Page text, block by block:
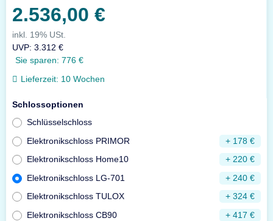
2.536,00 €
inkl. 19% USt.
UVP: 3.312 €
Sie sparen: 776 €
Lieferzeit: 10 Wochen
Schlossoptionen
Schlüsselschloss
Elektronikschloss PRIMOR
+ 178 €
Elektronikschloss Home10
+ 220 €
Elektronikschloss LG-701
+ 240 €
Elektronikschloss TULOX
+ 324 €
Elektronikschloss CB90
+ 417 €